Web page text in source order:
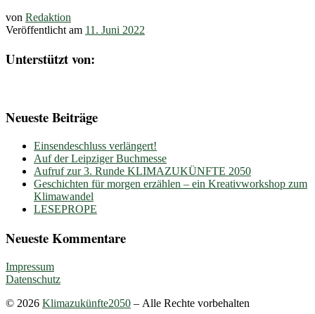
von Redaktion
Veröffentlicht am 11. Juni 2022
Unterstützt von:
Neueste Beiträge
Einsendeschluss verlängert!
Auf der Leipziger Buchmesse
Aufruf zur 3. Runde KLIMAZUKÜNFTE 2050
Geschichten für morgen erzählen – ein Kreativworkshop zum
Klimawandel
LESEPROPE
Neueste Kommentare
Impressum
Datenschutz
© 2026 Klimazukünfte2050 – Alle Rechte vorbehalten